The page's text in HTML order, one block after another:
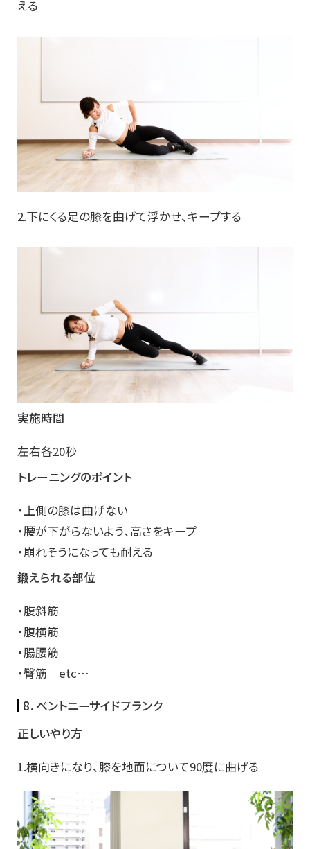
える
2.下にくる足の膝を曲げて浮かせ、キープする
実施時間
左右各20秒
トレーニングのポイント
・上側の膝は曲げない
・腰が下がらないよう、高さをキープ
・崩れそうになっても耐える
鍛えられる部位
・腹斜筋
・腹横筋
・腸腰筋
・臀筋 etc…
8．ベントニーサイドプランク
正しいやり方
1.横向きになり、膝を地面について90度に曲げる